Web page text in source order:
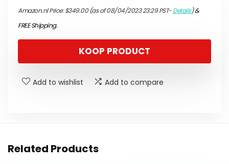
Amazon.nl Price:$349.00(as of 08/04/2023 23:29 PST-Details)&
FREE Shipping.
KOOP PRODUCT
Add to wishlist Add to compare
Related Products